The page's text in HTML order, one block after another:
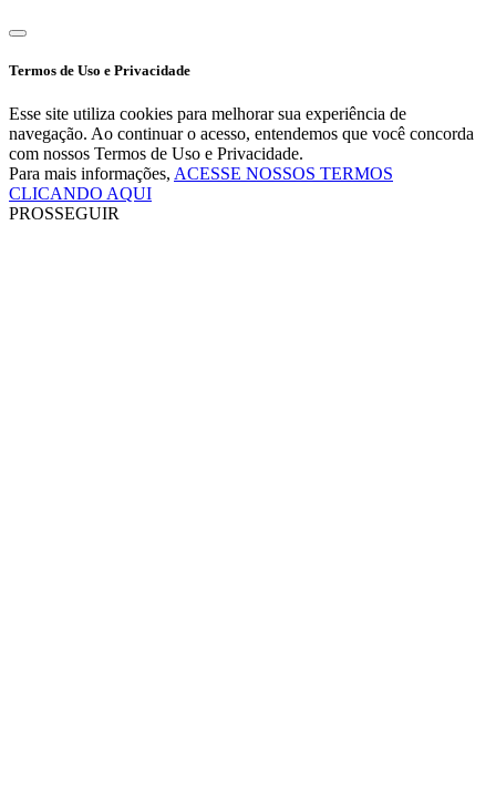
Termos de Uso e Privacidade
Esse site utiliza cookies para melhorar sua experiência de
navegação. Ao continuar o acesso, entendemos que você concorda
com nossos Termos de Uso e Privacidade.
Para mais informações, ACESSE NOSSOS TERMOS
CLICANDO AQUI
PROSSEGUIR